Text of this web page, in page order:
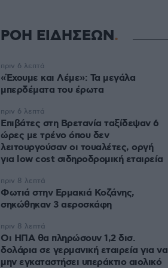
ΡΟΗ ΕΙΔΗΣΕΩΝ
«Έχουμε και Λέμε»: Τα μεγάλα
μπερδέματα του έρωτα
πριν 6 λεπτά
Επιβάτες στη Βρετανία ταξίδεψαν 6
ώρες με τρένο όπου δεν
λειτουργούσαν οι τουαλέτες, οργή
για low cost σιδηροδρομική εταιρεία
πριν 6 λεπτά
Φωτιά στην Ερμακιά Κοζάνης,
σηκώθηκαν 3 αεροσκάφη
πριν 8 λεπτά
Οι ΗΠΑ θα πληρώσουν 1,2 δισ.
δολάρια σε γερμανική εταιρεία για να
μην εγκαταστήσει υπεράκτιο αιολικό
πριν 8 λεπτά